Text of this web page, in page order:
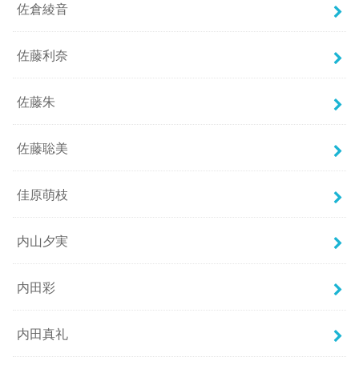
佐倉綾音
佐藤利奈
佐藤朱
佐藤聡美
佳原萌枝
内山夕実
内田彩
内田真礼